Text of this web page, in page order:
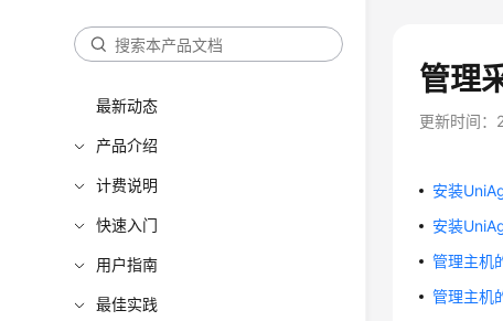
最新动态
产品介绍
计费说明
快速入门
用户指南
最佳实践
管理
更新时间：
安装
安装
管理主机
管理主机